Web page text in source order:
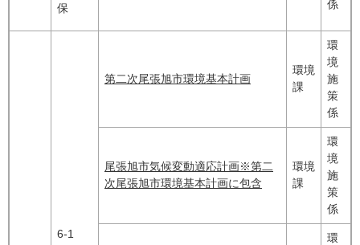
保 係
6-1
第二次尾張旭市環境基本計画
環境
課
環
境
施
策
係
尾張旭市気候変動適応計画※第二
次尾張旭市環境基本計画に包含
環境
課
環
境
施
策
係
環